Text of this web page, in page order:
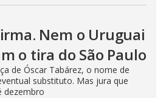
Nem o Uruguai
o tira do São Paulo
de Óscar Tabárez, o nome de
substituto. Mas jura que
dezembro